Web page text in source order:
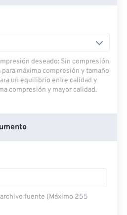
deseado: Sin compresión
máxima compresión y tamaño
un equilibrio entre calidad y
compresión y mayor calidad.
fuente (Máximo 255